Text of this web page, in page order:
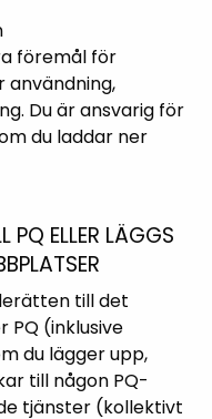
föremål för
användning,
Du är ansvarig för
du laddar ner
PQ ELLER LÄGGS
till det
PQ (inklusive
du lägger upp,
till någon PQ-
tjänster (kollektivt